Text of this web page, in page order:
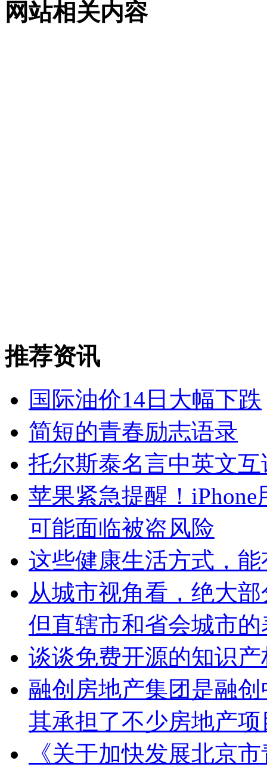
网站相关内容
推荐资讯
国际油价14日大幅下跌
简短的青春励志语录
托尔斯泰名言中英文互
苹果紧急提醒！
可能面临被盗风险
这些健康生活方式，
从城市视角看，绝大
但直辖市和省会城市
谈谈免费开源的知识
融创房地产集团是融
其承担了不少房地产
《关于加快发展北京